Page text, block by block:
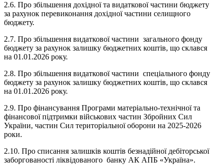
2.6. Про збільшення дохідної та видаткової частини бюджету
за рахунок перевиконання дохідної частини селищного
бюджету.
2.7. Про збільшення видаткової частини загального фонду
бюджету за рахунок залишку бюджетних коштів, що склався
на 01.01.2026 року.
2.8. Про збільшення видаткової частини спеціального фонду
бюджету за рахунок залишку бюджетних коштів, що склався
на 01.01.2026 року.
2.9. Про фінансування Програми матеріально-технічної та
фінансової підтримки військових частин Збройних Сил
України, частин Сил територіальної оборони на 2025-2026
роки.
2.10. Про списання залишків коштів безнадійної дебіторської
заборгованості ліквідованого банку АК АПБ «Україна».